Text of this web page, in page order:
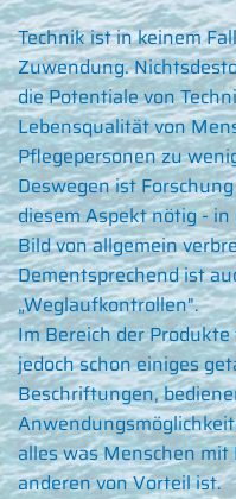
Technik ist in keinem
Zuwendung.
die Potentiale von
Lebensqualität von
Pflegepersonen zu
Deswegen ist
diesem Aspekt nötig -
Bild von allgemein
Dementsprechend ist
„Weglaufkontrollen".
Im Bereich der
jedoch schon einiges
Beschriftungen,
alles was Menschen
anderen von Vorteil ist.